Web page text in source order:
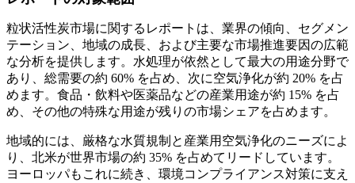
粒状活性炭市場に関するレポートは、業界の傾向、セグメン
テーション、地域の成長、および主要な市場推進要因の広範
な分析を提供します。水処理が依然として最大の用途分野で
あり、総需要の約 60% を占め、次に空気浄化が約 20% を占
めます。食品・飲料や医薬品などの産業用途が約 15% を占
め、その他の特殊な用途が残りの市場シェアを占めます。
地域的には、厳格な水質規制と産業用空気浄化のニーズによ
り、北米が世界市場の約 35% を占めてリードしています。
ヨーロッパもこれに続き、環境コンプライアンス対策に支え